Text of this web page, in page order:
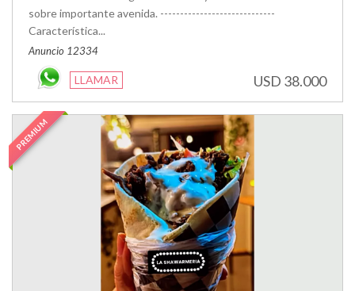
sobre importante avenida. -----------------------------
Característica...
Anuncio 12334
LLAMAR USD 38.000
PREMIUM